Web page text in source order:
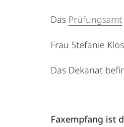
Das Prüfungsamt
Frau Stefanie
Das Dekanat
Faxempfang ist